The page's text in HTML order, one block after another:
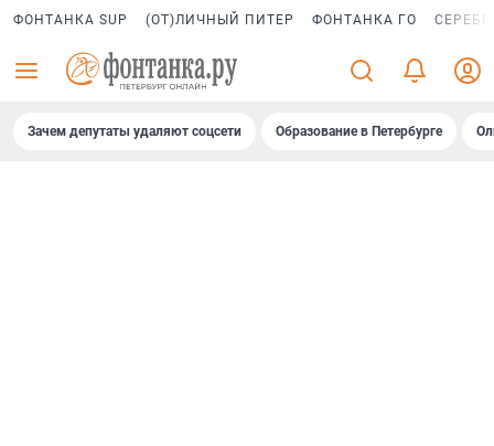
ФОНТАНКА SUP (ОТ)ЛИЧНЫЙ ПИТЕР ФОНТАНКА ГО
Зачем депутаты удаляют соцсети Образование в Петербурге